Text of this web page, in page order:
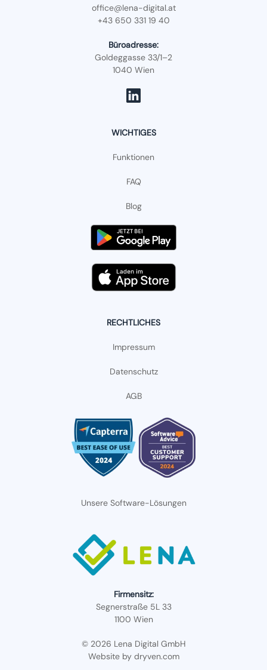
office@lena-digital.at
+43 650 331 19 40
Büroadresse:
Goldeggasse 33/1–2
1040 Wien
WICHTIGES
Funktionen
FAQ
Blog
RECHTLICHES
Impressum
Datenschutz
AGB
Unsere Software-Lösungen
Firmensitz:
Segnerstraße 5L 33
1100 Wien
© 2026 Lena Digital GmbH
Website by dryven.com